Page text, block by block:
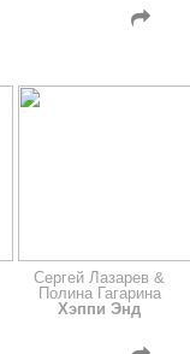
Сергей Лазарев &
Полина Гагарина
Хэппи Энд